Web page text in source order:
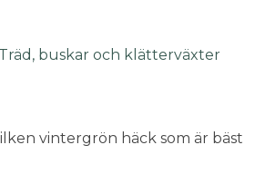
Träd, buskar och klätterväxter
vintergrön häck som är bäst